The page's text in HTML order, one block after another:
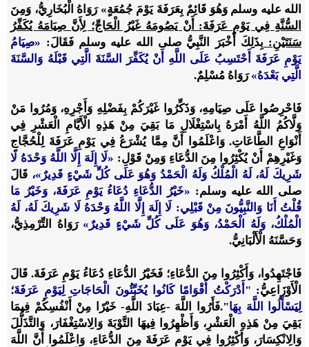
الله عليه وسلم وَهُوَ قَائِمٌ بِعَرَفَةَ يَوْمَ جُمُعَةٍ» رَوَاهُ الْبُخَارِيُّ، وَمِنَ
السُّنَّةِ فِي يَوْمِ عَرَفَةَ: أَنْ يَصُومَهُ غَيْرُ الْحَاجِّ؛ لِأَنَّ صِيَامَهُ يُكَفِّرُ
سَنَتَيْنِ: بِذَلِكَ أَخْبَرَ النَّبِيُّ صلى الله عليه وسلم فَقَالَ: «صِيَامُ
يَوْمِ عَرَفَةَ أَحْتَسِبُ عَلَى اللَّهِ أَنْ يُكَفِّرَ السَّنَةَ الَّتِي قَبْلَهُ وَالسَّنَةَ
الَّتِي بَعْدَهُ»رَوَاهُ مُسْلِمٌ.
فَاحْرِصُوا عَلَى صِيَامِهِ، وَذَكِّرُوا غَيْرَكُمْ بِفَضْلِهِ وَأَجْرِهِ، وَمُرُوا مَنْ
وَلَّاكُمُ اللَّهُ أَمْرَهُ بِاسْتِغْلَالِ مَا بَقِيَ مِنْ هَذِهِ الْأَيَّامِ الْعَشْرِ فِي
أَنْوَاعِ الطَّاعَاتِ. وَاعْلَمُوا أَنَّ مِمَّا يُشْرَعُ فِي يَوْمِ عَرَفَةَ لِلْحُجَّاجِ
وَغَيْرِهِمْ أَنْ يُكْثِرُوا مِنَ الدُّعَاءِ وَمِنْ قَوْلِ: «لَا إِلَهَ إِلَّا اللَّهُ وَحْدَهُ لَا
شَرِيكَ لَهُ، لَهُ الْمُلْكُ وَلَهُ الْحَمْدُ وَهُوَ عَلَى كُلِّ شَيْءٍ قَدِيرٌ»، قَالَ
صلى الله عليه وسلم: «خَيْرُ الدُّعَاءِ دُعَاءُ يَوْمِ عَرَفَةَ، وَخَيْرُ مَا
قُلْتُ أَنَا وَالنَّبِيُّونَ مِنْ قَبْلِي: لَا إِلَهَ إِلَّا اللَّهُ وَحْدَهُ لَا شَرِيكَ لَهُ، لَهُ
الْمُلْكُ، وَلَهُ الْحَمْدُ، وَهُوَ عَلَى كُلِّ شَيْءٍ قَدِيرٌ» رَوَاهُ التِّرْمِذِيُّ،
وَحَسَّنَهُ الْأَلْبَانِيُّ.
فَاجْتَهِدُوا، وَأَكْثِرُوا مِنَ الدُّعَاءِ؛ فَخَيْرُ الدُّعَاءِ دُعَاءُ يَوْمِ عَرَفَةَ. قَالَ
الْأَوْزَاعِيُّ: " أَدْرَكْتُ أَقْوَامًا كَانُوا يُخَبِّئُونَ الْحَاجَاتِ لِيَوْمِ عَرَفَةَ؛
لِيَسْأَلُوا اللَّهَ بِهَا".فَأَرُوا اللَّهَ -عِبَادَ اللَّهِ- خَيْرًا مِنْ أَنْفُسِكُمْ فِيمَا
بَقِيَ مِنْ هَذِهِ الْعَشْرِ، وَأَظْهِرُوا فِيهَا التَّوْبَةَ وَالِاسْتِغْفَارَ، وَالتَّذَلُّلَ
وَالِانْكِسَارَ، وَأَكْثِرُوا فِي يَوْمِ عَرَفَةَ مِنَ الدُّعَاءِ، وَاعْلَمُوا أَنَّ اللَّهَ